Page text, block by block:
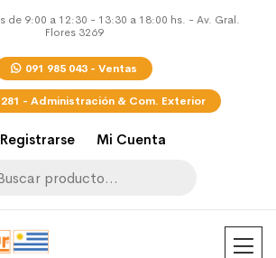
de 9:00 a 12:30 - 13:30 a 18:00 hs. - Av. Gral.
Flores 3269
091 985 043 - Ventas
281 - Administración & Com. Exterior
Registrarse Mi Cuenta